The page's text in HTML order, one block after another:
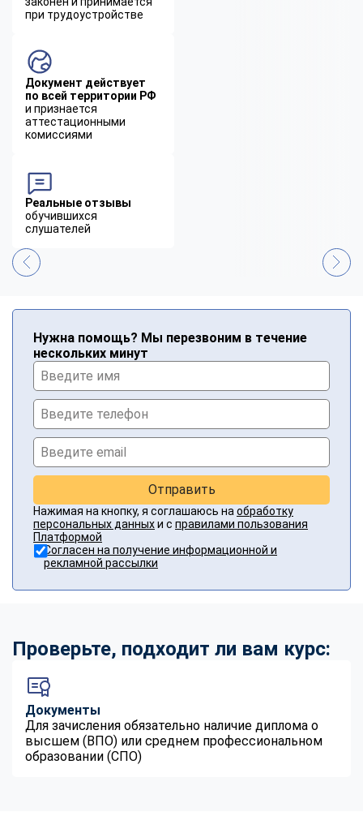
при трудоустройстве
Документ действует
по всей территории РФ
и признается
аттестационными
комиссиями
Реальные отзывы
обучившихся
слушателей
Нужна помощь? Мы перезвоним в течение
нескольких минут
Отправить
Нажимая на кнопку, я соглашаюсь на обработку
персональных данныхи с правилами пользования
Платформой
Согласен на получение информационной и
рекламной рассылки
Проверьте, подходит ли вам курс:
Документы
Для зачисления обязательно наличие диплома о
высшем (ВПО) или среднем профессиональном
образовании (СПО)